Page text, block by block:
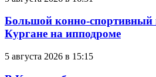
Большой конно-спортивный
Кургане на ипподроме
5 августа 2026 в 15:15